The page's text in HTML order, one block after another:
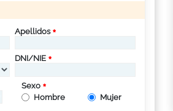
Apellidos
DNI/NIE
Sexo
Hombre
Mujer